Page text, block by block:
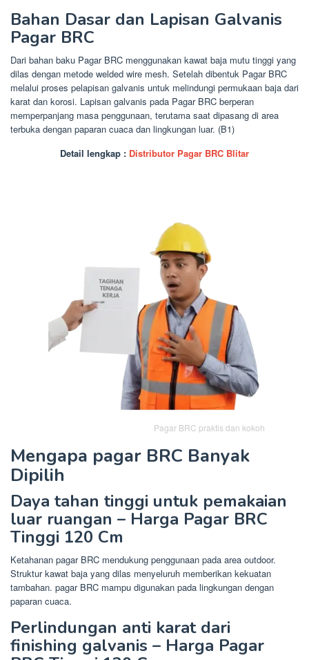
Bahan Dasar dan Lapisan Galvanis
Pagar BRC
Dari bahan baku Pagar BRC menggunakan kawat baja mutu tinggi yang
dilas dengan metode welded wire mesh. Setelah dibentuk Pagar BRC
melalui proses pelapisan galvanis untuk melindungi permukaan baja dari
karat dan korosi. Lapisan galvanis pada Pagar BRC berperan
memperpanjang masa penggunaan, terutama saat dipasang di area
terbuka dengan paparan cuaca dan lingkungan luar. (B1)
Detail lengkap : Distributor Pagar BRC Blitar
Pagar BRC praktis dan kokoh
Mengapa pagar BRC Banyak
Dipilih
Daya tahan tinggi untuk pemakaian
luar ruangan – Harga Pagar BRC
Tinggi 120 Cm
Ketahanan pagar BRC mendukung penggunaan pada area outdoor.
Struktur kawat baja yang dilas menyeluruh memberikan kekuatan
tambahan. pagar BRC mampu digunakan pada lingkungan dengan
paparan cuaca.
Perlindungan anti karat dari
finishing galvanis – Harga Pagar